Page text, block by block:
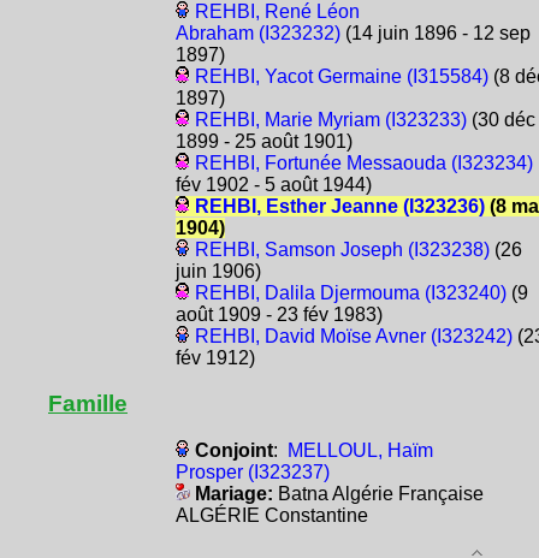
REHBI, René Léon
Abraham (I323232)(14 juin 1896 - 12 sep
1897)
REHBI, Yacot Germaine (I315584)(8
1897)
REHBI, Marie Myriam (I323233)(30 déc
1899 - 25 août 1901)
REHBI, Fortunée Messaouda (I323234)
fév 1902 - 5 août 1944)
REHBI, Esther Jeanne (I323236)(8
1904)
REHBI, Samson Joseph (I323238)(26
juin 1906)
REHBI, Dalila Djermouma (I323240)(9
août 1909 - 23 fév 1983)
REHBI, David Moïse Avner (I323242)
fév 1912)
Famille
Conjoint:
MELLOUL, Haïm
Prosper (I323237)
Mariage: Batna Algérie Française
ALGÉRIE Constantine